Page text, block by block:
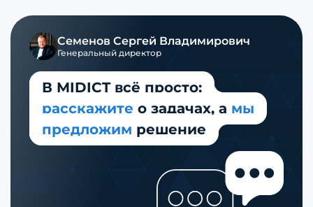
Семенов Сергей Владимирович
Генеральный директор
В MIDICT всё просто:
расскажите о задачах, а мы
предложим решение